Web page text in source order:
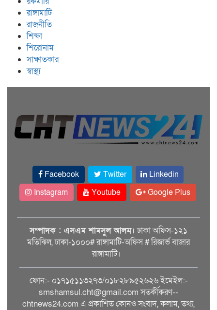
রাঙ্গামাটি
রাজনীতি
শিক্ষা
শিরোনাম
সাক্ষাতকার
স্বাস্থ্য
Facebook Twitter
Linkedin
Instagram
Youtube Google Plus
সম্পাদক : এসএম শামসুল আলম। ঢাকা অফিস-১২১
মতিঝিল, ঢাকা-১০০০# রাঙ্গামাটি-অফিস # রিজার্ভ বাজার
রাঙ্গামাটি।
ফোন:- ০১৭১৫১১৩২৭৩/০১৮২৮৯৫২৬২৬ ইমেইল:-
smshamsul.cht@gmail.com সতর্কীকরণ--
chtnews24.com এ প্রকাশিত কোনও সংবাদ, কলাম, তথ্য,